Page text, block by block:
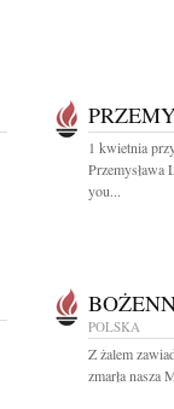
1 kwietnia
Przemysława
you...
POLSKA
Z żalem
zmarła nasza